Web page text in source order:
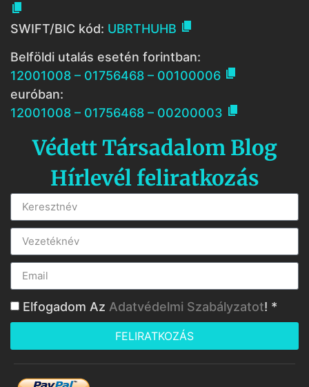

SWIFT/BIC kód: UBRTHUHB 
Belföldi utalás esetén forintban:
12001008 – 01756468 – 00100006 
euróban:
12001008 – 01756468 – 00200003 
Védett Társadalom Blog
Hírlevél feliratkozás
Elfogadom Az Adatvédelmi Szabályzatot! *
FELIRATKOZÁS